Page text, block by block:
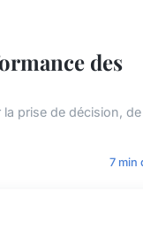
des
prise de décision,
7 min